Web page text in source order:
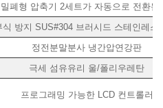
폐형 압축기 2세트가 자동으로 전환됩
식 방지 SUS#304 브러시드 스테인레스
정전분말분사 냉간압연강판
극세 섬유유리 울/폴리우레탄
프로그래밍 가능한 LCD 컨트롤러